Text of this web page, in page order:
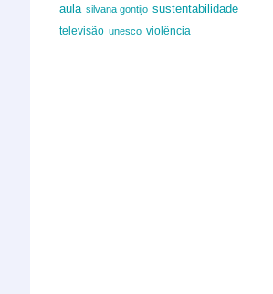
aula silvana gontijo sustentabilidade
televisão unesco violência